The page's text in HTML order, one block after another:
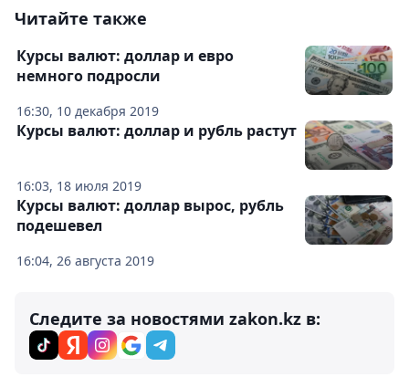
Читайте также
16:30, 10 декабря 2019
Курсы валют: доллар и евро
немного подросли
16:03, 18 июля 2019
Курсы валют: доллар и рубль растут
16:04, 26 августа 2019
Курсы валют: доллар вырос, рубль
подешевел
Следите за новостями zakon.kz в: